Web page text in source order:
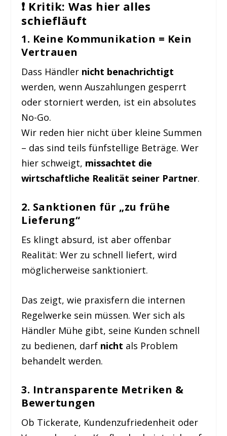
❗ Kritik: Was hier alles
schiefläuft
1. Keine Kommunikation = Kein
Vertrauen
Dass Händler nicht benachrichtigt
werden, wenn Auszahlungen gesperrt
oder storniert werden, ist ein absolutes
No-Go.
Wir reden hier nicht über kleine Summen
– das sind teils fünfstellige Beträge. Wer
hier schweigt, missachtet die
wirtschaftliche Realität seiner Partner.
2. Sanktionen für „zu frühe
Lieferung“
Es klingt absurd, ist aber offenbar
Realität: Wer zu schnell liefert, wird
möglicherweise sanktioniert.
Das zeigt, wie praxisfern die internen
Regelwerke sein müssen. Wer sich als
Händler Mühe gibt, seine Kunden schnell
zu bedienen, darf nicht als Problem
behandelt werden.
3. Intransparente Metriken &
Bewertungen
Ob Tickerate, Kundenzufriedenheit oder